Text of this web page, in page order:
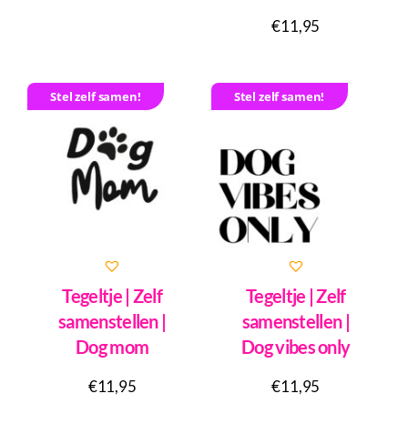
€11,95
Stel zelf samen!
Tegeltje | Zelf
samenstellen |
Dog mom
€11,95
Stel zelf samen!
Tegeltje | Zelf
samenstellen |
Dog vibes only
€11,95